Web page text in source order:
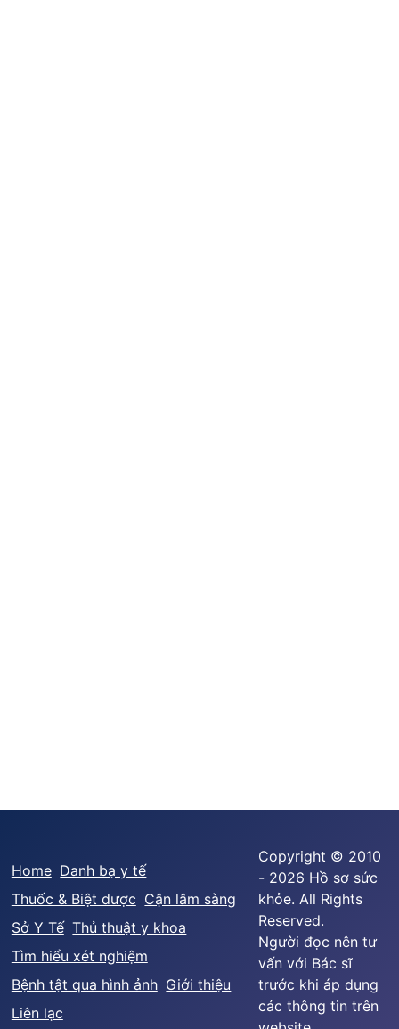
Home Danh bạ y tế
Thuốc & Biệt dược Cận lâm sàng
Sở Y Tế Thủ thuật y khoa
Tìm hiểu xét nghiệm
Bệnh tật qua hình ảnh Giới thiệu
Liên lạc
Copyright © 2010
- 2026 Hồ sơ sức
khỏe. All Rights
Reserved.
Người đọc nên tư
vấn với Bác sĩ
trước khi áp dụng
các thông tin trên